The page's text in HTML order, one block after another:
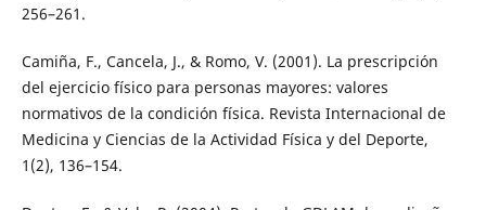
256–261.
Camiña, F., Cancela, J., & Romo, V. (2001). La prescripción
del ejercicio físico para personas mayores: valores
normativos de la condición física. Revista Internacional de
Medicina y Ciencias de la Actividad Física y del Deporte,
1(2), 136–154.